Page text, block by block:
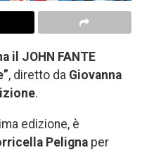
il JOHN FANTE
, diretto da Giovanna
.
edizione, è
Peligna per